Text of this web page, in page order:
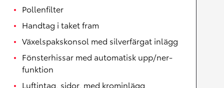
Pollenfilter
Handtag i taket fram
Växelspakskonsol med silverfärgat inlägg
Fönsterhissar med automatisk upp/ner-
funktion
Luftintag, sidor, med krominlägg